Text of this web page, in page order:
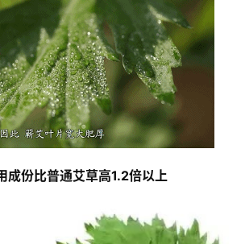
成份比普通艾草高1.2倍以上